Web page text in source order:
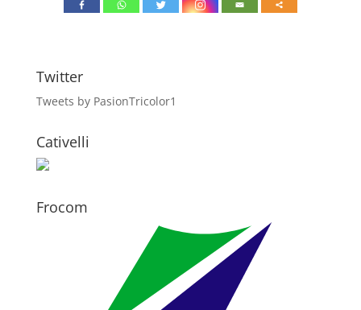
Twitter
Tweets by PasionTricolor1
Cativelli
Frocom